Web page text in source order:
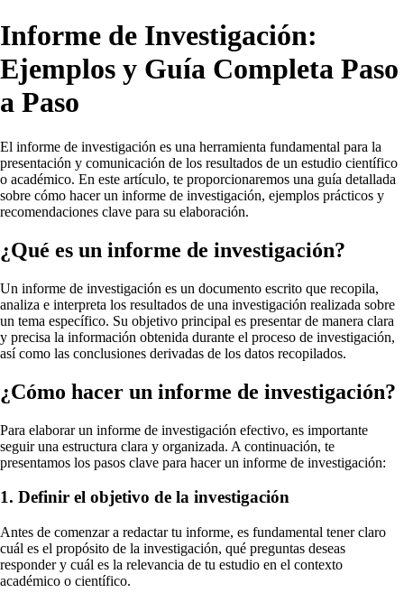
Informe de Investigación:
Ejemplos y Guía Completa Paso
a Paso
El informe de investigación es una herramienta fundamental para la
presentación y comunicación de los resultados de un estudio científico
o académico. En este artículo, te proporcionaremos una guía detallada
sobre cómo hacer un informe de investigación, ejemplos prácticos y
recomendaciones clave para su elaboración.
¿Qué es un informe de investigación?
Un informe de investigación es un documento escrito que recopila,
analiza e interpreta los resultados de una investigación realizada sobre
un tema específico. Su objetivo principal es presentar de manera clara
y precisa la información obtenida durante el proceso de investigación,
así como las conclusiones derivadas de los datos recopilados.
¿Cómo hacer un informe de investigación?
Para elaborar un informe de investigación efectivo, es importante
seguir una estructura clara y organizada. A continuación, te
presentamos los pasos clave para hacer un informe de investigación:
1. Definir el objetivo de la investigación
Antes de comenzar a redactar tu informe, es fundamental tener claro
cuál es el propósito de la investigación, qué preguntas deseas
responder y cuál es la relevancia de tu estudio en el contexto
académico o científico.